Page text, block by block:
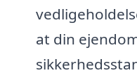
at din